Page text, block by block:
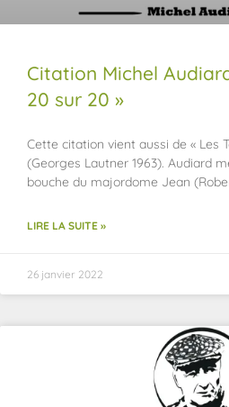
Citation Michel
20 sur 20 »
Cette citation vient aussi de « Les
(Georges Lautner 1963). Audiard
bouche du majordome Jean
LIRE LA SUITE »
26 janvier 2022